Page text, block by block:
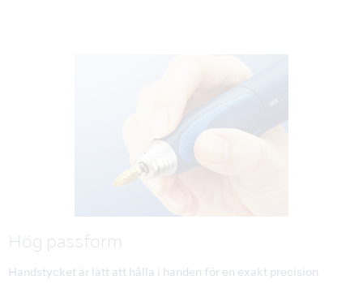
Hög passform
Handstycket är lätt att hålla i handen för en exakt precision